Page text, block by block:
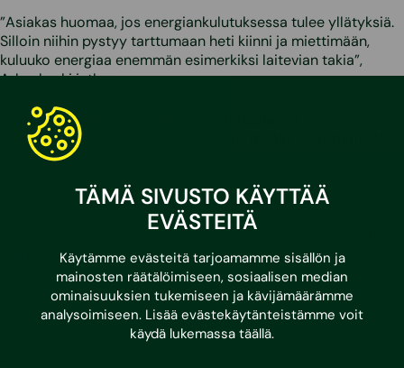
TÄMÄ SIVUSTO KÄYTTÄÄ
EVÄSTEITÄ
Käytämme evästeitä tarjoamamme sisällön ja
mainosten räätälöimiseen, sosiaalisen median
ominaisuuksien tukemiseen ja kävijämäärämme
analysoimiseen. Lisää evästekäytänteistämme voit
käydä lukemassa täällä.
”Asiakas huomaa, jos energiankulutuksessa tulee yllätyksiä.
Silloin niihin pystyy tarttumaan heti kiinni ja miettimään,
kuluuko energiaa enemmän esimerkiksi laitevian takia”,
Arkonkoski jatkaa.
Sustera vaikutti myös kohteen materiaaleihin.
Pintamateriaalit ovat vähäpäästöisiä, maalit seulottiin vielä
tiukemmin.
”Maalien päästöt jäävät alleM1-luokituksen
. Betoni ja
metallituotteet hankittiin vastuullisesti. Postilla oli ensin
tavoitteena BREEAM-sertifikaatin Very Good -taso. Matkan
varrella he halusivat nostaa sen Excellentiin.”
Kuva logistiikkakeskuksesta: Jatke
Liittyvät palvelut